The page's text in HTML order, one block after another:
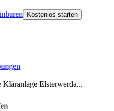
Kostenlos starten
Elsterwerda...